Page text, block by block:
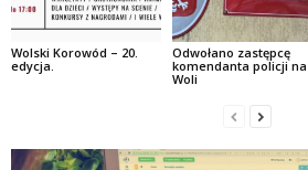
Wolski Korowód – 20.
edycja.
Odwołano zastępcę
komendanta policji na
Woli